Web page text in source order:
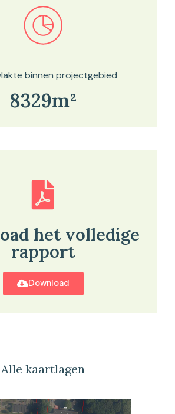
in onze kaartviewer
binnen projectgebied
8329m²
het volledige
rapport
Download
Alle kaartlagen